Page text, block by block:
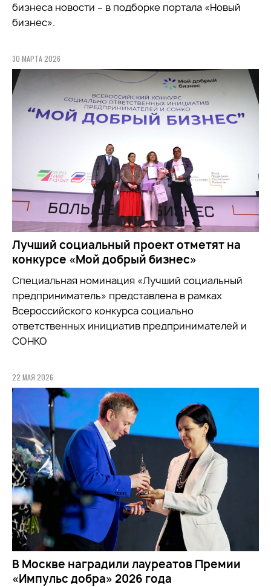
бизнеса новости – в подборке портала «Новый
бизнес».
30 МАРТА 2026
Лучший социальный проект отметят на
конкурсе «Мой добрый бизнес»
Специальная номинация «Лучший социальный
предприниматель» представлена в рамках
Всероссийского конкурса социально
ответственных инициатив предпринимателей и
СОНКО
22 МАЯ 2026
В Москве наградили лауреатов Премии
«Импульс добра» 2026 года